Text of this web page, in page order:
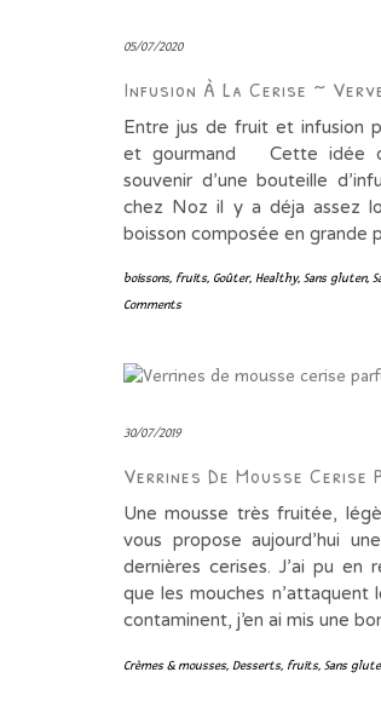
05/07/2020
Infusion À La Cerise ~
Entre jus de fruit et infusion
et gourmand Cette idée
souvenir d’une bouteille
chez Noz il y a déja assez
boisson composée en grande
boissons, fruits, Goûter, Healthy, Sans gluten,
Comments
30/07/2019
Verrines De Mousse Cerise
Une mousse très fruitée,
vous propose aujourd’hui
dernières cerises. J’ai pu en
que les mouches n’attaquent
contaminent, j’en ai mis une
Crèmes & mousses, Desserts, fruits, Sans